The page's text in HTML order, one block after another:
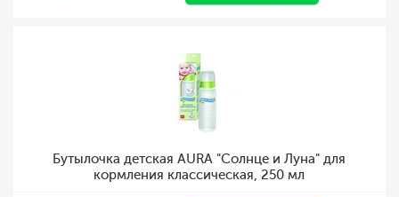
Бутылочка детская AURA "Солнце и Луна" для
кормления классическая, 250 мл